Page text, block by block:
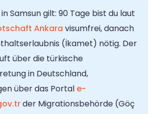
Samsun gilt: 90 Tage bist du laut
Ankara visumfrei, danach
(İkamet) nötig. Der
über die türkische
in Deutschland,
über das Portal e-
der Migrationsbehörde (Göç